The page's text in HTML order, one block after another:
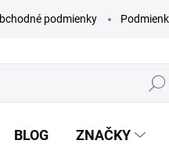
podmienky
Hľadať
BLOG ZNAČKY